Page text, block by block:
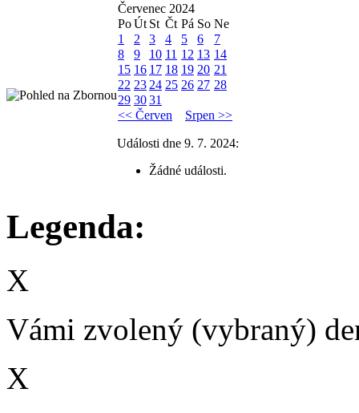
Červenec 2024
PoÚt St Čt Pá So Ne
1
2 3 4 5 6
7
8
9 10 11 12 13 14
15 16 17 18 19 20 21
22 23 24 25 26 27 28
29 3031
<< Červen
Srpen >>
Události dne 9. 7. 2024:
Žádné události.
Legenda:
X
Vámi zvolený (vybraný)
X